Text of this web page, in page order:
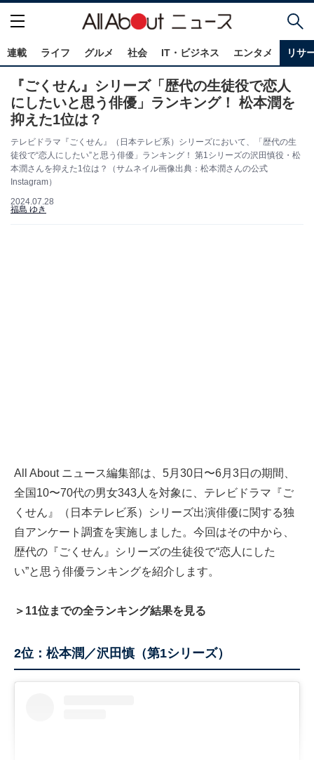
連載 ライフ グルメ 社会 IT・ビジネス エンタメ リサ
『ごくせん』シリーズ「歴代の生徒役で恋人
にしたいと思う俳優」ランキング！ 松本潤を
抑えた1位は？
テレビドラマ『ごくせん』（日本テレビ系）シリーズにおいて、「歴代の生
徒役で“恋人にしたい”と思う俳優」ランキング！ 第1シリーズの沢田慎役・松
本潤さんを抑えた1位は？（サムネイル画像出典：松本潤さんの公式
Instagram）
2024.07.28
福島 ゆき
All About ニュース編集部は、5月30日〜6月3日の期間、
全国10〜70代の男女343人を対象に、テレビドラマ『ご
くせん』（日本テレビ系）シリーズ出演俳優に関する独
自アンケート調査を実施しました。今回はその中から、
歴代の『ごくせん』シリーズの生徒役で“恋人にした
い”と思う俳優ランキングを紹介します。
＞11位までの全ランキング結果を見る
2位：松本潤／沢田慎（第1シリーズ）